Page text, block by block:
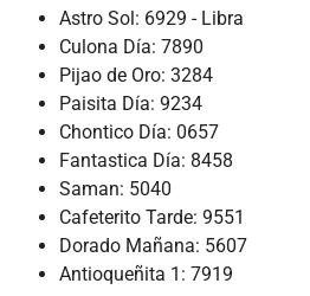
Astro Sol: 6929 - Libra
Culona Día: 7890
Pijao de Oro: 3284
Paisita Día: 9234
Chontico Día: 0657
Fantastica Día: 8458
Saman: 5040
Cafeterito Tarde: 9551
Dorado Mañana: 5607
Antioqueñita 1: 7919